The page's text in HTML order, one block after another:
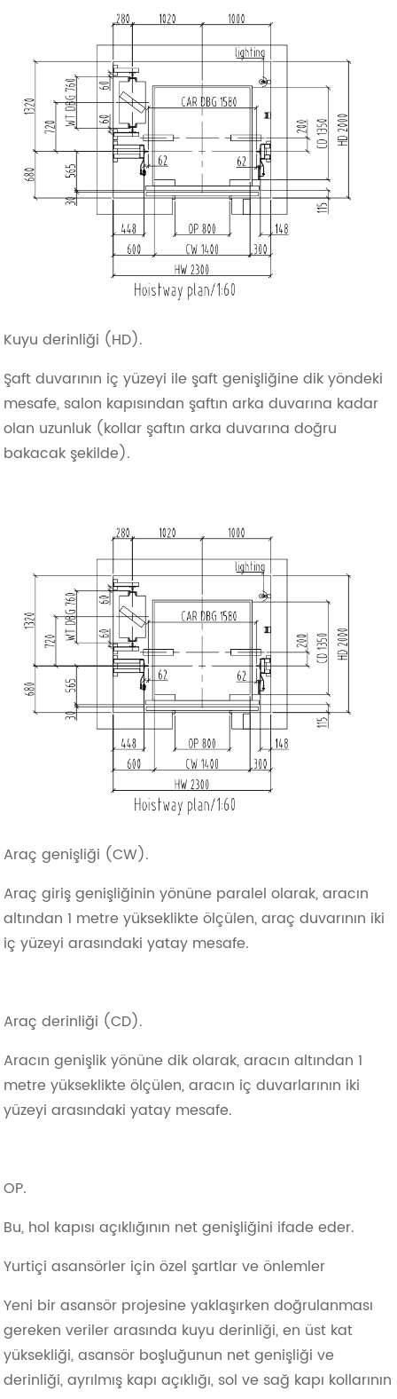
Kuyu derinliği (HD).
Şaft duvarının iç yüzeyi ile şaft genişliğine dik yöndeki
mesafe, salon kapısından şaftın arka duvarına kadar
olan uzunluk (kollar şaftın arka duvarına doğru
bakacak şekilde).
Araç genişliği (CW).
Araç giriş genişliğinin yönüne paralel olarak, aracın
altından 1 metre yükseklikte ölçülen, araç duvarının iki
iç yüzeyi arasındaki yatay mesafe.
Araç derinliği (CD).
Aracın genişlik yönüne dik olarak, aracın altından 1
metre yükseklikte ölçülen, aracın iç duvarlarının iki
yüzeyi arasındaki yatay mesafe.
OP.
Bu, hol kapısı açıklığının net genişliğini ifade eder.
Yurtiçi asansörler için özel şartlar ve önlemler
Yeni bir asansör projesine yaklaşırken doğrulanması
gereken veriler arasında kuyu derinliği, en üst kat
yüksekliği, asansör boşluğunun net genişliği ve
derinliği, ayrılmış kapı açıklığı, sol ve sağ kapı kollarının